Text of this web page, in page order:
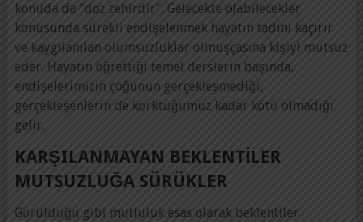
konuda da “doz zehirdir”. Gelecekte olabilecekler
konusunda sürekli endişelenmek hayatın tadını kaçırır
ve kaygılanılan olumsuzluklar olmuşçasına kişiyi mutsuz
eder. Hayatın öğrettiği temel derslerin başında,
endişelerimizin çoğunun gerçekleşmediği,
gerçekleşenlerin de korktuğumuz kadar kötü olmadığı
gelir.
KARŞILANMAYAN BEKLENTILER
MUTSUZLUĞA SÜRÜKLER
Görüldüğü gibi mutluluk esas olarak beklentiler